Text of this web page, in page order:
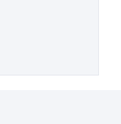
الثقة المتبادلة بين